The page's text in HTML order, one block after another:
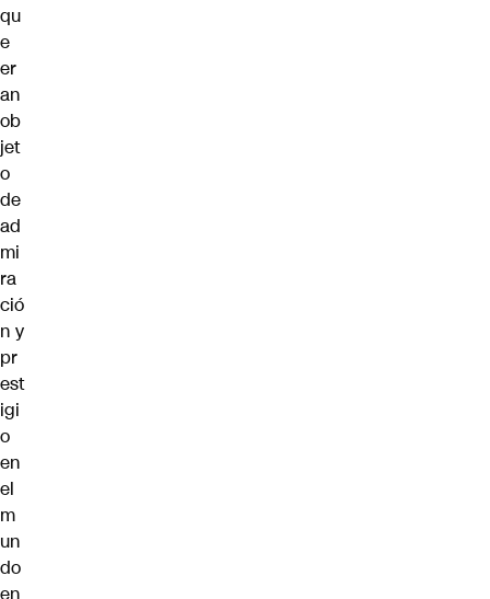
qu
e
er
an
ob
jet
o
de
ad
mi
ra
ció
n y
pr
est
igi
o
en
el
m
un
do